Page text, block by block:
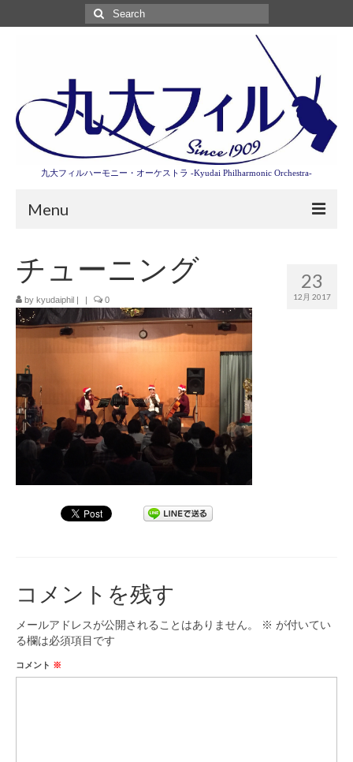
Search
for:
九大フィルハーモニー・オーケストラ -Kyudai Philharmonic Orchestra-
Menu
演奏会情報
卒業記念演奏会2027
九大フィルとは
九大フィルの歴史
ご寄付のお願い
演奏会の歴史
九大フィル特集ページ
23
12月 2017
チューニング
by kyudaiphil 0
コメントを残す
メールアドレスが公開されることはありません。 ※ が付いてい
る欄は必須項目です
コメント ※